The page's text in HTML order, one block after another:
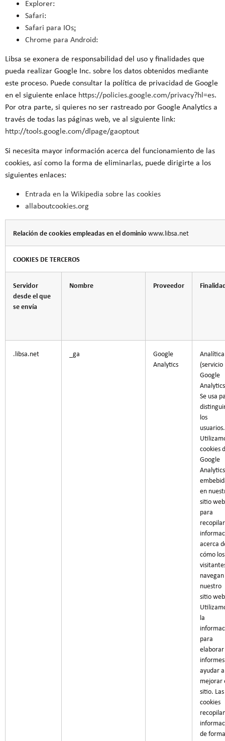
Explorer:
Safari:
Safari para IOs:
Chrome para Android:
Libsa se exonera de responsabilidad del uso y finalidades que
pueda realizar Google Inc. sobre los datos obtenidos mediante
este proceso. Puede consultar la política de privacidad de Google
en el siguiente enlace https://policies.google.com/privacy?hl=es.
Por otra parte, si quieres no ser rastreado por Google Analytics a
través de todas las páginas web, ve al siguiente link:
http://tools.google.com/dlpage/gaoptout
Si necesita mayor información acerca del funcionamiento de las
cookies, así como la forma de eliminarlas, puede dirigirte a los
siguientes enlaces:
Entrada en la Wikipedia sobre las cookies
allaboutcookies.org
Relación de cookies empleadas en el dominio www.libsa.net
COOKIES DE TERCEROS
Servidor
desde el que
se envía
Nombre Proveedor
.libsa.net _ga
Google
Analytics
Analítica
(servicio
Google
Se usa
los
usuarios.
cookies
Google
Analytics
en
sitio web
para
recopilar
acerca
cómo los
nuestro
sitio
la
para
elaborar
ayudar a
mejorar
sitio. Las
cookies
de forma